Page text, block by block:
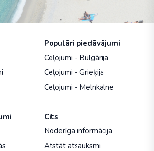
Populāri piedāvājumi
Ceļojumi - Bulgārija
Ceļojumi - Grieķija
Ceļojumi - Melnkalne
Cits
Noderīga informācija
Atstāt atsauksmi